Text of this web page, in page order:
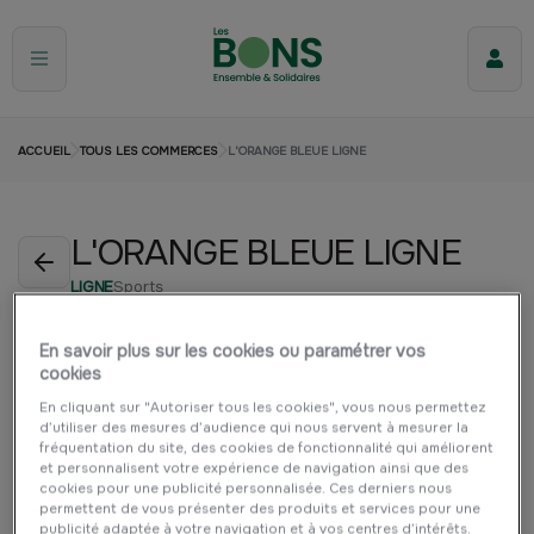
ACCUEIL TOUS LES COMMERCES L'ORANGE BLEUE LIGNE
L'ORANGE BLEUE LIGNE
LIGNESports
En savoir plus sur les cookies ou paramétrer vos
cookies
En cliquant sur "Autoriser tous les cookies", vous nous permettez
d’utiliser des mesures d’audience qui nous servent à mesurer la
fréquentation du site, des cookies de fonctionnalité qui améliorent
et personnalisent votre expérience de navigation ainsi que des
cookies pour une publicité personnalisée. Ces derniers nous
permettent de vous présenter des produits et services pour une
publicité adaptée à votre navigation et à vos centres d’intérêts.